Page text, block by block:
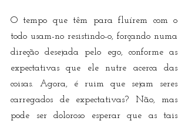
O tempo que têm para fluírem com o
todo usam-no resistindo-o, forçando numa
direção desejada pelo ego, conforme as
expectativas que ele nutre acerca das
coisas. Agora, é ruim que sejam seres
carregados de expectativas? Não, mas
pode ser doloroso esperar que as tais